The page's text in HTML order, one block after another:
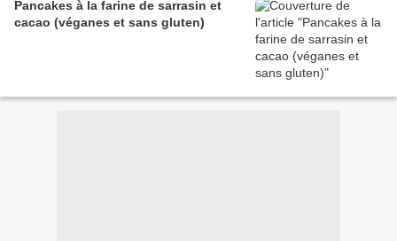
Pancakes à la farine de sarrasin et
cacao (véganes et sans gluten)